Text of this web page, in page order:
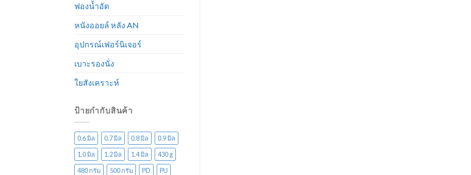
ฟองน้ำอัด
หนังออยล์ หลัง AN
อุปกรณ์เฟอร์นิเจอร์
เบาะรองนั่ง
ใยสังเคราะห์
ป้ายกำกับสินค้า
0.6 มิล 0.7 มิล 0.8 มิล
0.9 มิล
1.0 มิล
1.2 มิล 1.4 มิล
430 g
480 กรัม
500 กรัม PD
PU